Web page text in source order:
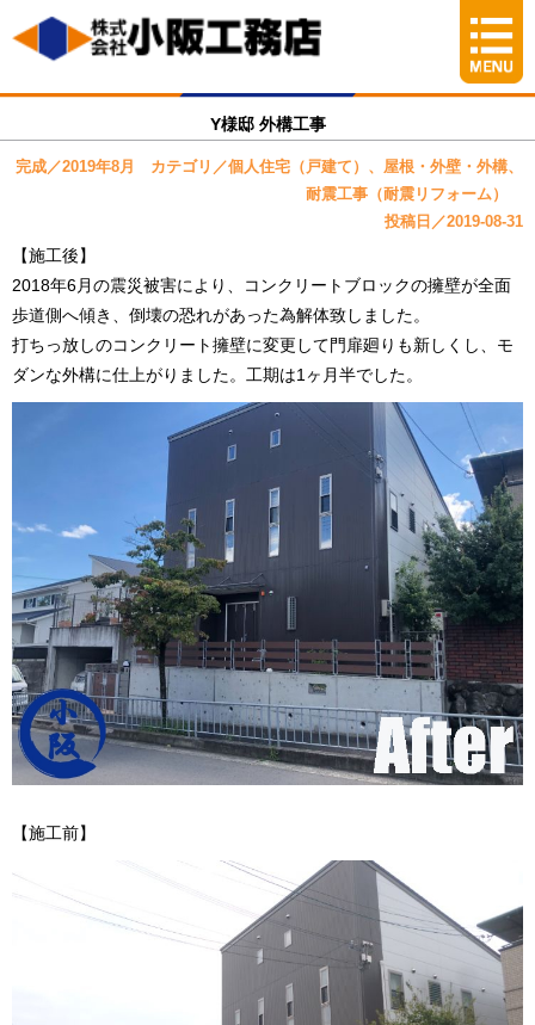
Y様邸 外構工事
完成／2019年8月 カテゴリ／個人住宅（戸建て）、屋根・外壁・外構、
耐震工事（耐震リフォーム）
投稿日／2019-08-31
【施工後】
2018年6月の震災被害により、コンクリートブロックの擁壁が全面
歩道側へ傾き、倒壊の恐れがあった為解体致しました。
打ちっ放しのコンクリート擁壁に変更して門扉廻りも新しくし、モ
ダンな外構に仕上がりました。工期は1ヶ月半でした。
【施工前】